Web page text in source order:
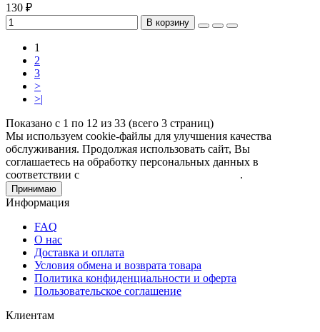
130 ₽
В корзину
1
2
3
>
>|
Показано с 1 по 12 из 33 (всего 3 страниц)
Мы используем cookie-файлы для улучшения качества
обслуживания. Продолжая использовать сайт, Вы
соглашаетесь на обработку персональных данных в
соответствии с
.
Принимаю
Информация
FAQ
О нас
Доставка и оплата
Условия обмена и возврата товара
Политика конфиденциальности и оферта
Пользовательское соглашение
Клиентам